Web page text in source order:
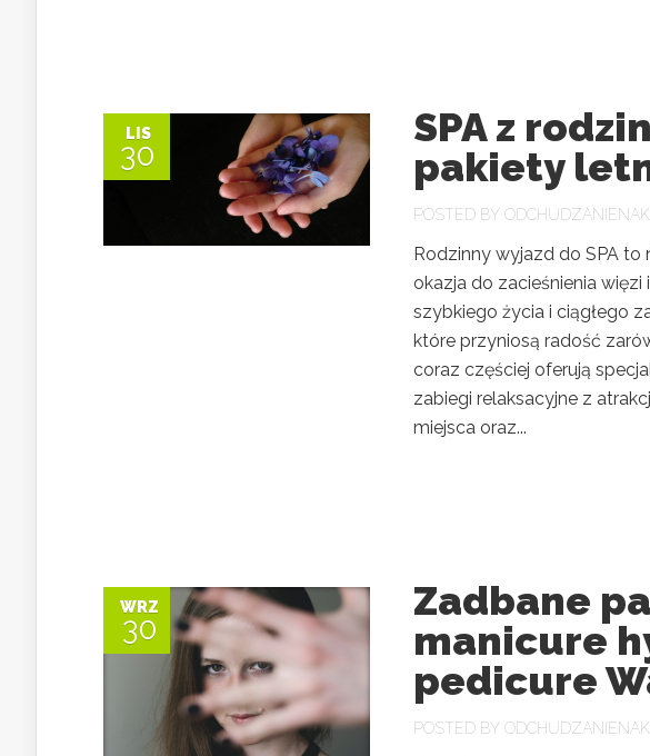
LIS
30
SPA z
pakiety
POSTED BY
Rodzinny wyjazd do SPA to
okazja do zacieśnienia
szybkiego życia i ciągłego
które przyniosą radość
coraz częściej oferują
zabiegi relaksacyjne z
miejsca oraz...
WRZ
30
Zadbane
manicure
pedicure
POSTED BY